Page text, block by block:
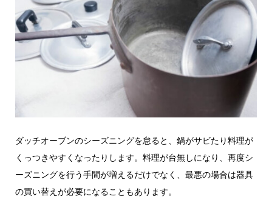
ダッチオーブンのシーズニングを怠ると、鍋がサビたり料理が
くっつきやすくなったりします。料理が台無しになり、再度シ
ーズニングを行う手間が増えるだけでなく、最悪の場合は器具
の買い替えが必要になることもあります。